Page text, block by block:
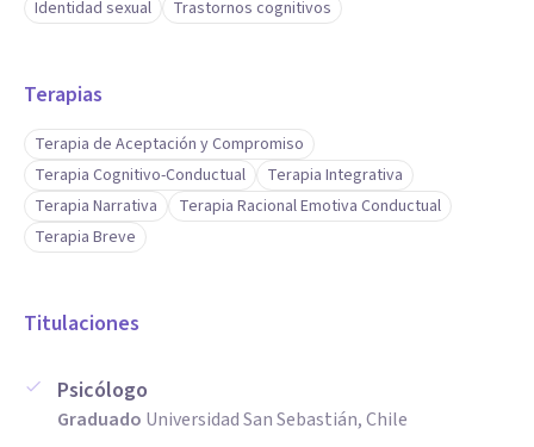
favoreciendo intervenciones integrales en salud mental.
orientados a niños, adolescentes, familias o educadores.
- Flexibilidad y aprendizaje continuo, con disposición a
incorporar nuevos enfoques terapéuticos y evidencia
científica.
- Gestión emocional y autorregulación, claves para el
Identidad sexual
Trastornos cognitivos
Terapias
Terapia de Aceptación y Compromiso
Terapia Cognitivo-Conductual
Terapia Integrativa
Terapia Narrativa
Terapia Racional Emotiva Conductual
Terapia Breve
Titulaciones
Psicólogo
Graduado Universidad San Sebastián, Chile